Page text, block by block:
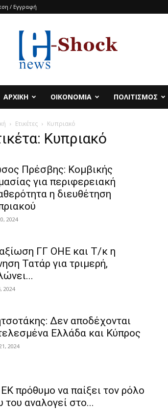
/ Εγγραφή
SHOCKnews
ΑΡΧΙΚΗ ΟΙΚΟΝΟΜΙΑ ΠΟΛΙΤΙΣΜΟΣ
Ετικέτες Κυπριακό
Κυπριακό
Πρέσβης: Κομβικής
για περιφερειακή
η διευθέτηση
2024
ΓΓ ΟΗΕ και Τ/κ η
Τατάρ για τριμερή,
2024
Δεν αποδέχονται
Ελλάδα και Κύπρος
2024
πρόθυμο να παίξει τον ρόλο
του αναλογεί στο...